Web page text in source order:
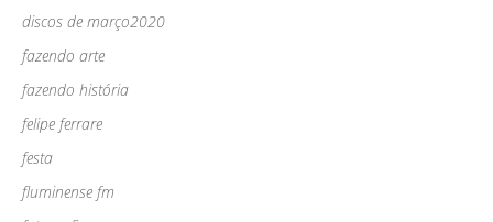
discos de março2020
fazendo arte
fazendo história
felipe ferrare
festa
fluminense fm